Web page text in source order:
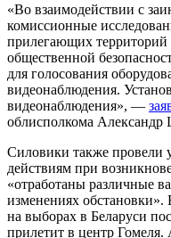
«Во взаимодействии с
комиссионные
прилегающих территорий
общественной
для голосования
видеонаблюдения.
видеонаблюдения», —
облисполкома Александр
Силовики также провели
действиям при
«отработаны различные
изменениях обстановки».
на выборах в Беларуси
прилетит в центр Гомеля.